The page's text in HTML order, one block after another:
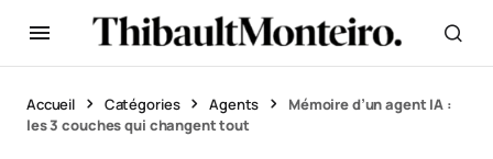
Accueil Catégories Agents
Mémoire d’un agent IA :
les 3 couches qui changent tout